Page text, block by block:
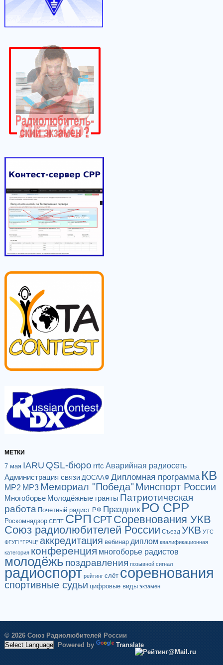
МЕТКИ
7 мая IARU QSL-бюро rrtc Аварийная радиосеть
Администрация связи ДОСААФ Дипломная программа КВ
МР2 МР3 Мемориал "Победа"Минспорт России
Многоборье Молодёжные гранты Патриотическая
работа Почетный радист РФ Праздник РО СРР
Роскомнадзор СЕПТ СРП СРТСоревнования УКВ
Союз радиолюбителей России Съезд УКВ УТС
ФГУП "ГРЧЦ" аккредитация вебинар диплом квалификационная
категория конференция многоборье радистов
молодёжь поздравления позывной сигнал
радиоспорт рейтинг слёт соревнования
спортивные судьи цифровые виды экзамен
© 2026 Союз Радиолюбителей России
Powered by
Translate